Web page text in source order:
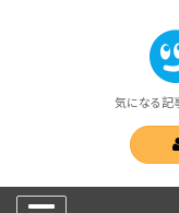
気になる記